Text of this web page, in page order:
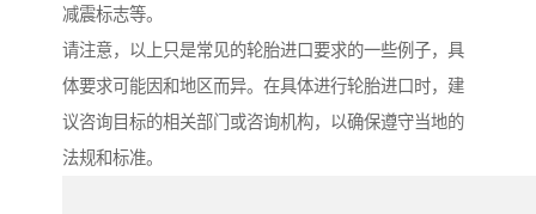
减震标志等。
请注意，以上只是常见的轮胎进口要求的一些例子，具
体要求可能因和地区而异。在具体进行轮胎进口时，建
议咨询目标的相关部门或咨询机构，以确保遵守当地的
法规和标准。